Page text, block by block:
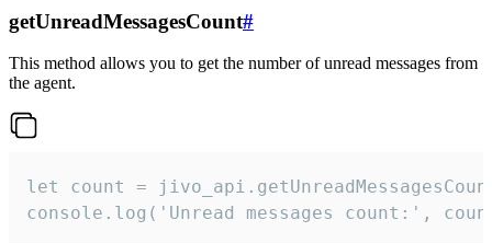
getUnreadMessagesCount#
This method allows you to get the number of unread messages from
the agent.
let count =
console.log('Unread messages count:',